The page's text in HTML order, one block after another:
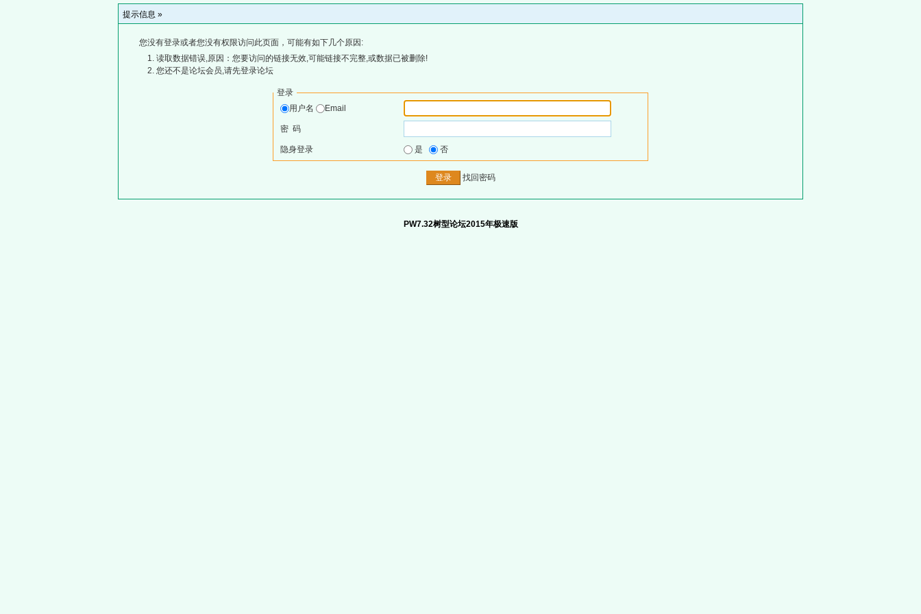
提示信息 »
您没有登录或者您没有权限访问此页面，可能有如下几个原因:
读取数据错误,原因：您要访问的链接无效,可能链接不完整,或数据已被删除!
您还不是论坛会员,请先登录论坛
登录
用户名
Email
密 码
隐身登录 是 否
找回密码
PW7.32树型论坛2015年极速版